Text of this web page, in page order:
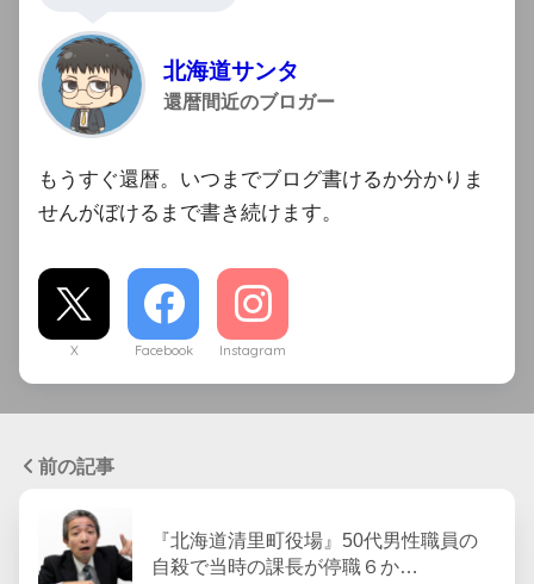
北海道サンタ
還暦間近のブロガー
もうすぐ還暦。いつまでブログ書けるか分かりま
せんがぼけるまで書き続けます。
X Facebook Instagram
前の記事
『北海道清里町役場』50代男性職員の
自殺で当時の課長が停職６か…